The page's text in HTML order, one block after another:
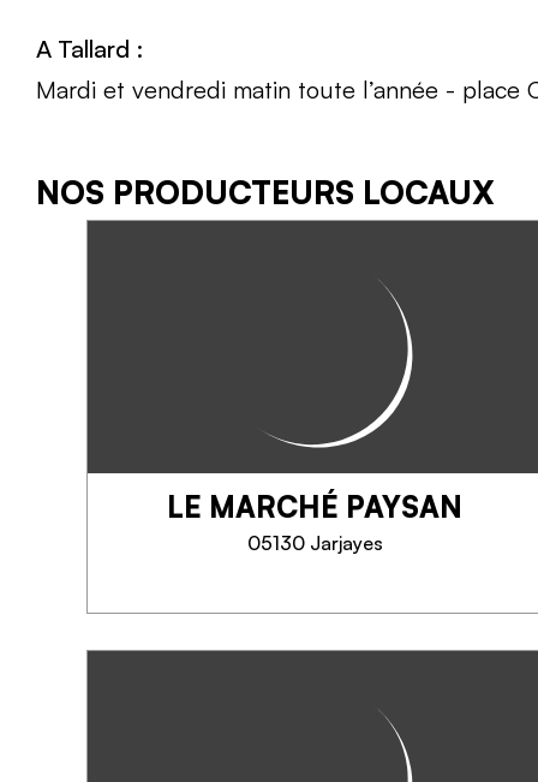
A Tallard :
Mardi et vendredi matin toute l’année - place
NOS PRODUCTEURS LOCAUX
LE MARCHÉ PAYSAN
05130 Jarjayes
Philip Michel est producteur de
fruits et légumes. Vente de